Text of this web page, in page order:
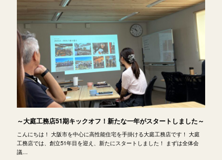
～大庭工務店51期キックオフ！新たな一年がスタートしました～
こんにちは！ 大阪市を中心に高性能住宅を手掛ける大庭工務店です！ 大庭
工務店では、創立51年目を迎え、新たにスタートしました！ まずは全体会
議…